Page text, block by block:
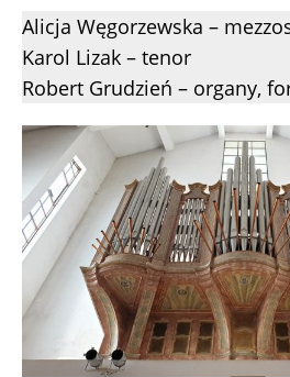
Alicja Węgorzewska –
Karol Lizak – tenor
Robert Grudzień – organy,